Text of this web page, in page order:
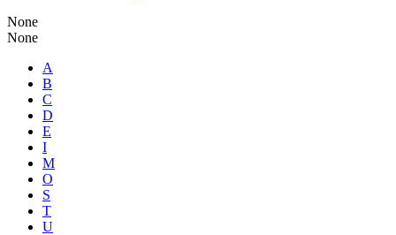
None
None
A
B
C
D
E
I
M
O
S
T
U